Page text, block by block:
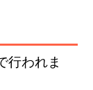
行われま